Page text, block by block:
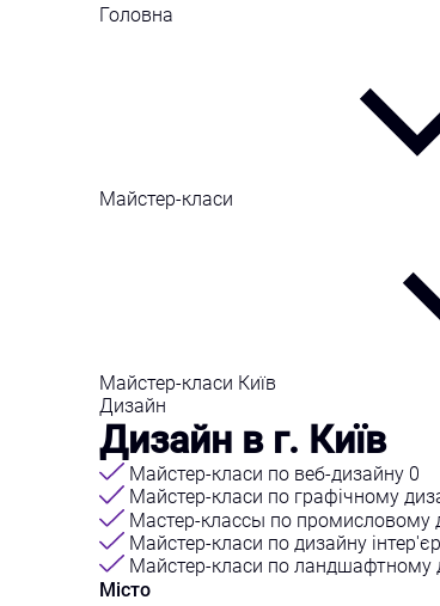
Головна
Майстер-класи
Майстер-класи Київ
Дизайн
Дизайн в г. Київ
Майстер-класи по веб-дизайну 0
Майстер-класи по графічному
Мастер-классы по промисловому
Майстер-класи по дизайну
Майстер-класи по ландшафтному
Місто